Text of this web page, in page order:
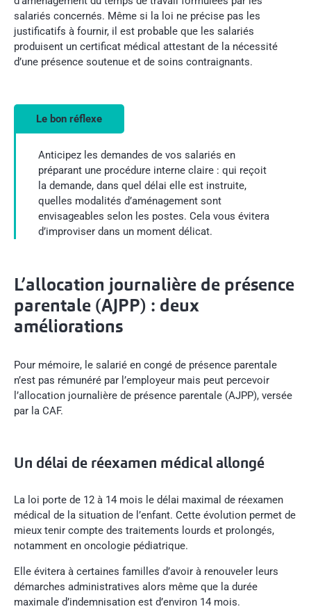
salariés concernés. Même si la loi ne précise pas les
justificatifs à fournir, il est probable que les salariés
produisent un certificat médical attestant de la nécessité
d’une présence soutenue et de soins contraignants.
Le bon réflexe
Anticipez les demandes de vos salariés en
préparant une procédure interne claire : qui reçoit
la demande, dans quel délai elle est instruite,
quelles modalités d’aménagement sont
envisageables selon les postes. Cela vous évitera
d’improviser dans un moment délicat.
L’allocation journalière de présence
parentale (AJPP) : deux
améliorations
Pour mémoire, le salarié en congé de présence parentale
n’est pas rémunéré par l’employeur mais peut percevoir
l’allocation journalière de présence parentale (AJPP), versée
par la CAF.
Un délai de réexamen médical allongé
La loi porte de 12 à 14 mois le délai maximal de réexamen
médical de la situation de l’enfant. Cette évolution permet de
mieux tenir compte des traitements lourds et prolongés,
notamment en oncologie pédiatrique.
Elle évitera à certaines familles d’avoir à renouveler leurs
démarches administratives alors même que la durée
maximale d’indemnisation est d’environ 14 mois.